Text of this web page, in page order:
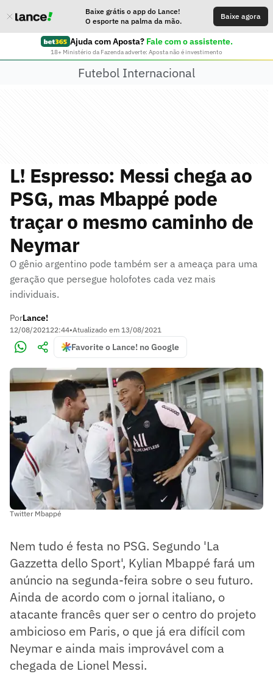
Baixe grátis o app do Lance!
O esporte na palma da mão.
Baixe agora
Ajuda com Aposta? Fale com o assistente.
18+ Ministério da Fazenda adverte: Aposta não é investimento
Futebol Internacional
L! Espresso: Messi chega ao
PSG, mas Mbappé pode
traçar o mesmo caminho de
Neymar
O gênio argentino pode também ser a ameaça para uma
geração que persegue holofotes cada vez mais
individuais.
PorLance!
12/08/202122:44•Atualizado em 13/08/2021
Favorite o Lance! no Google
Twitter Mbappé
Nem tudo é festa no PSG. Segundo 'La
Gazzetta dello Sport', Kylian Mbappé fará um
anúncio na segunda-feira sobre o seu futuro.
Ainda de acordo com o jornal italiano, o
atacante francês quer ser o centro do projeto
ambicioso em Paris, o que já era difícil com
Neymar e ainda mais improvável com a
chegada de Lionel Messi.